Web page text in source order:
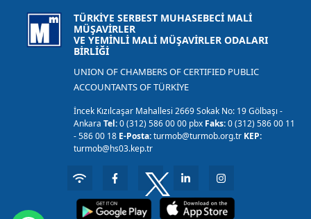
TÜRKİYE SERBEST MUHASEBECİ MALİ
MÜŞAVİRLER
VE YEMİNLİ MALİ MÜŞAVİRLER ODALARI
BİRLİĞİ
UNION OF CHAMBERS OF CERTIFIED PUBLIC
ACCOUNTANTS OF TÜRKİYE
İncek Kızılcaşar Mahallesi 2669 Sokak No: 19 Gölbaşı -
AnkaraTel:0 (312) 586 00 00 pbx Faks:0 (312) 586 00 11
- 586 00 18 E-Posta:turmob@turmob.org.tr KEP:
turmob@hs03.kep.tr